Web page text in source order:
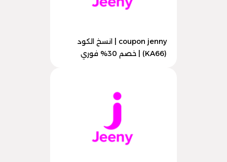
coupon jenny | انسخ الكود
(KA66) | خصم 30% فوري